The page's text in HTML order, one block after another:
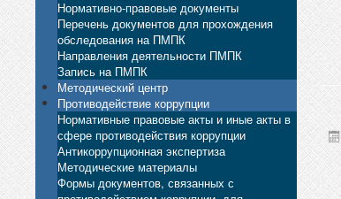
Нормативно-правовые документы
Перечень документов для прохождения
обследования на ПМПК
Направления деятельности ПМПК
Запись на ПМПК
Методический центр
Противодействие коррупции
Нормативные правовые акты и иные акты в
сфере противодействия коррупции
Антикоррупционная экспертиза
Методические материалы
Формы документов, связанных с